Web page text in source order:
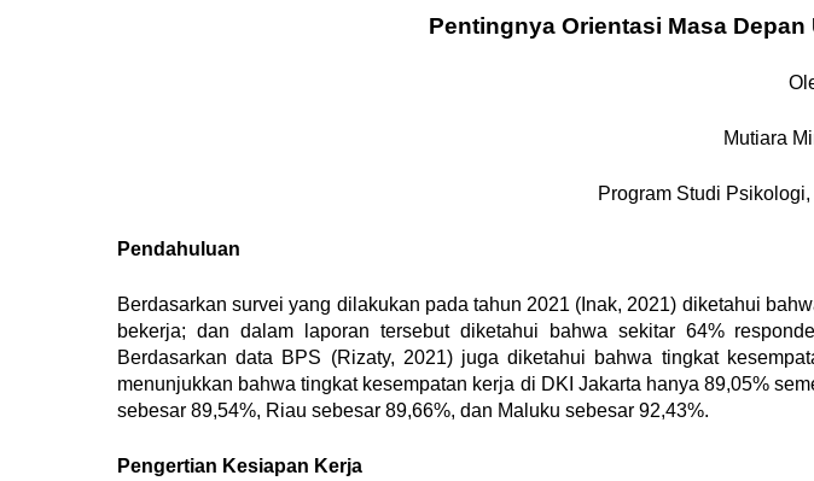
Pentingnya Orientasi Masa
Mutiara
Program Studi
Pendahuluan
Berdasarkan survei yang dilakukan pada tahun 2021 (Inak, 2021) diketahui
bekerja; dan dalam laporan tersebut diketahui bahwa sekitar 64%
Berdasarkan data BPS (Rizaty, 2021)juga diketahui bahwa tingkat
menunjukkan bahwa tingkat kesempatan kerja di DKI Jakarta hanya 89,05%
sebesar 89,54%, Riau sebesar 89,66%, dan Maluku sebesar 92,43%.
Pengertian Kesiapan Kerja